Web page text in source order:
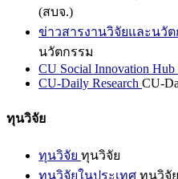
(สบจ.)
ข่าวสารงานวิจัยและนวัต
นวัตกรรม
CU Social Innovation Hub
CU-Daily Research CU-
ทุนวิจัย
ทุนวิจัย ทุนวิจัย
ทุนวิจัยในประเทศ ทุนวิจั